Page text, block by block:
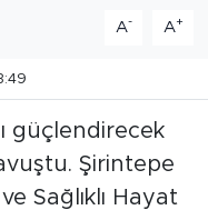
A- A+
güçlendirecek
Şirintepe
Sağlıklı Hayat